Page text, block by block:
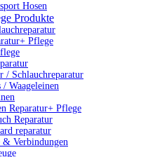
Hosen
Produkte
Pflege
/ Schlauchreparatur
/ Waageleinen
Reparatur+ Pflege
Reparatur
reparatur
& Verbindungen